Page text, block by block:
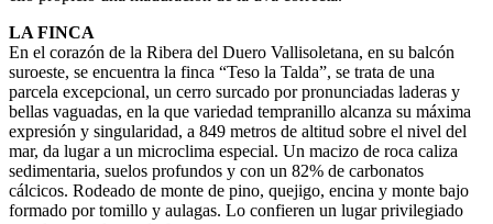
LA FINCA
En el corazón de la Ribera del Duero Vallisoletana, en su balcón
suroeste, se encuentra la finca “Teso la Talda”, se trata de una
parcela excepcional, un cerro surcado por pronunciadas laderas y
bellas vaguadas, en la que variedad tempranillo alcanza su máxima
expresión y singularidad, a 849 metros de altitud sobre el nivel del
mar, da lugar a un microclima especial. Un macizo de roca caliza
sedimentaria, suelos profundos y con un 82% de carbonatos
cálcicos. Rodeado de monte de pino, quejigo, encina y monte bajo
formado por tomillo y aulagas. Lo confieren un lugar privilegiado